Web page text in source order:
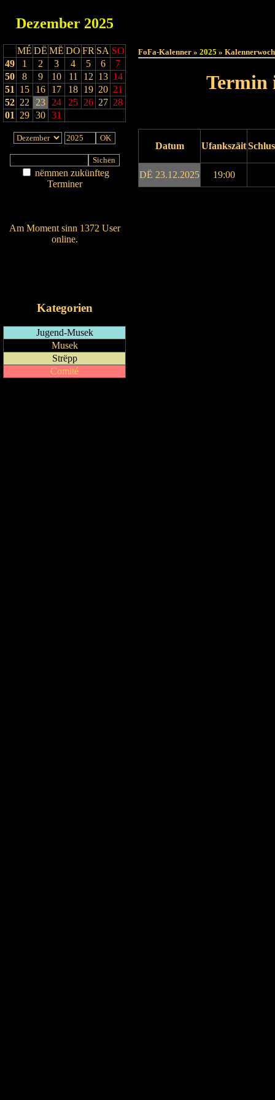
Dezember 2025
MÉ DË MË DO FR SA SO
49
1 2 3 4 5 6
7
50
8 9 10 11 12 13 14
51
15 16 17 18 19 20 21
52 22 23 24 25 26 27 28
01
29 30 31
nëmmen zukünfteg
Terminer
Am Moment sinn 1372 User
online.
Kategorien
Jugend-Musek
Musek
Strëpp
Comité
FoFa-Kalenner » 2025 »
Termin
Datum Ufankszäit
DË 23.12.2025 19:00